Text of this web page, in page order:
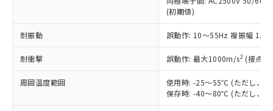
(初期値)
耐振動 誤動作: 10～55Hz 複振幅
耐衝撃 誤動作: 最大1000m/s2 (接点
周囲温度範囲
使用時: -25～55℃ (ただし、氷
保存時: -40～80℃ (ただし、氷
販売ネットワーク
」をご確認
在庫状況および標準価格結果を当社の
事前の承諾なく第三者に漏洩または開
示しないようお願いします。
マイパーツ機能（部品リスト作成サー
ビス）をご利用いただくには、I-Web
メンバーズにご登録されている必要が
図的な使用がないことを確認しています。
部品在庫の切り替え状況などにより、予定
月が前後することがあります。
「ｅ」：有害物質（10物質）のすべてが基
準値以下であることを示します。
「10」：通常の使用状況下において有害物
質が外部に漏えいし、環境に深刻な影響を
及ぼさない年数を意味します。
「－」：未確認です。当社販売部門へお問
武器並びにこれらの製造装置等に一切
当社は、貴社製品を第三者に販売する
場合は、上記1、2および3の内容を当
該第三者に通知します。また当社は、
販売先および販売に係わる関係者が違
法に輸出するおそれがある場合は、取
り引きをいたしません。
いては、お客様のお取引先、ま
たはお客様担当のオムロン制御
機器販売店・当社販売員にご確
白
受注生産機種、また在庫状況の
情報を公開していない機種